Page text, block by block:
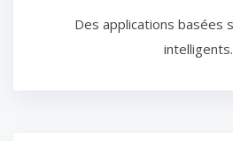
Des applications basées
intelligents.